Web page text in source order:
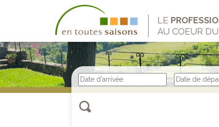
LE
AU COEUR DU